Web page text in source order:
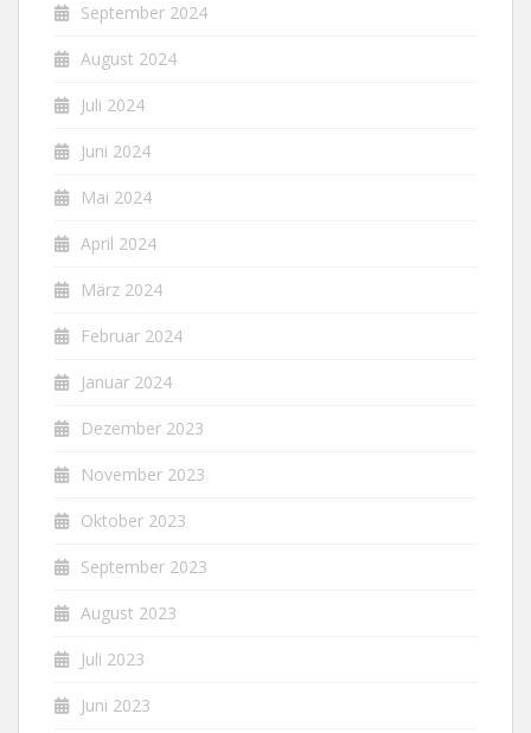
September 2024
August 2024
Juli 2024
Juni 2024
Mai 2024
April 2024
März 2024
Februar 2024
Januar 2024
Dezember 2023
November 2023
Oktober 2023
September 2023
August 2023
Juli 2023
Juni 2023